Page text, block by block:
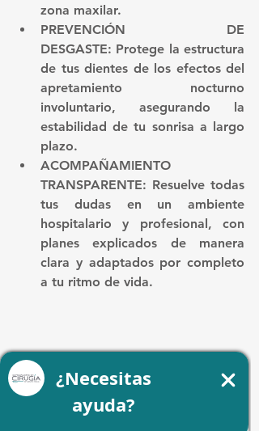
zona maxilar.
PREVENCIÓN DE
DESGASTE: Protege la estructura
de tus dientes de los efectos del
apretamiento nocturno
involuntario, asegurando la
estabilidad de tu sonrisa a largo
plazo.
ACOMPAÑAMIENTO
TRANSPARENTE: Resuelve todas
tus dudas en un ambiente
hospitalario y profesional, con
planes explicados de manera
clara y adaptados por completo
a tu ritmo de vida.